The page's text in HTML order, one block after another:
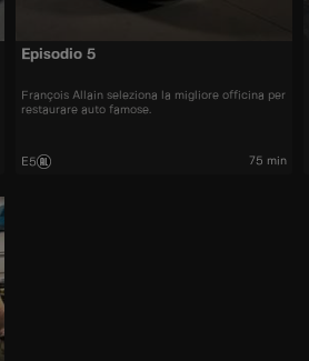
Episodio 5
François Allain seleziona la migliore officina per
restaurare auto famose.
E5 75 min